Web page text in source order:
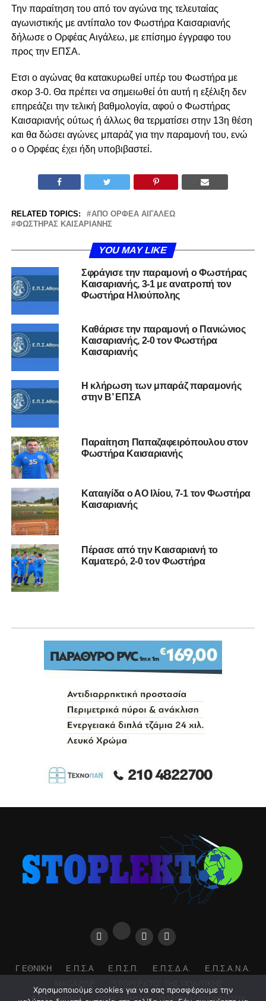
Την παραίτηση του από τον αγώνα της τελευταίας
αγωνιστικής με αντίπαλο τον Φωστήρα Καισαριανής
δήλωσε ο Ορφέας Αιγάλεω, με επίσημο έγγραφο του
προς την ΕΠΣΑ.
Ετσι ο αγώνας θα κατακυρωθεί υπέρ του Φωστήρα με
σκορ 3-0. Θα πρέπει να σημειωθεί ότι αυτή η εξέλιξη δεν
επηρεάζει την τελική βαθμολογία, αφού ο Φωστήρας
Καισαριανής ούτως ή άλλως θα τερματίσει στην 13η θέση
και θα δώσει αγώνες μπαράζ για την παραμονή του, ενώ
ο ο Ορφέας έχει ήδη υποβιβαστεί.
RELATED TOPICS:
ΑΠΟ ΟΡΦΈΑ ΑΙΓΆΛΕΩ
ΦΩΣΤΉΡΑΣ ΚΑΙΣΑΡΙΑΝΉΣ
YOU MAY LIKE
Σφράγισε την παραμονή ο Φωστήρας
Καισαριανής, 3-1 με ανατροπή τον
Φωστήρα Ηλιούπολης
Καθάρισε την παραμονή ο Πανιώνιος
Καισαριανής, 2-0 τον Φωστήρα
Καισαριανής
Η κλήρωση των μπαράζ παραμονής
στην Β’ ΕΠΣΑ
Παραίτηση Παπαζαφειρόπουλου στον
Φωστήρα Καισαριανής
Καταιγίδα ο ΑΟ Ιλίου, 7-1 τον Φωστήρα
Καισαριανής
Πέρασε από την Καισαριανή το
Καματερό, 2-0 τον Φωστήρα
Γ ΕΘΝΙΚΉ Ε.Π.Σ.Α Ε.Π.Σ.Π. Ε.Π.Σ.Δ.Α.
Ε.Π.Σ.Α.Ν.Α.
Χρησιμοποιούμε cookies για να σας προσφέρουμε την